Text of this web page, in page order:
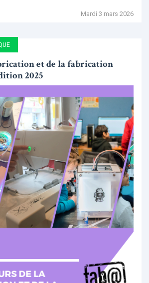
Mardi 3 mars 2026
et de la fabrication
2025